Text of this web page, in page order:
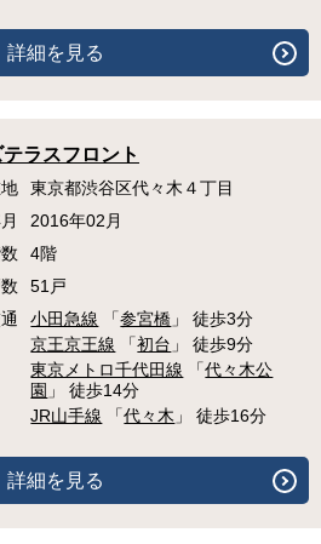
詳細を見る
ラスフロント
東京都渋谷区代々木４丁目
2016年02月
4階
51戸
小田急線 「参宮橋 」 徒歩3分
京王京王線 「初台 」 徒歩9分
東京メトロ千代田線 「代々木公
園 」 徒歩14分
JR山手線 「代々木 」 徒歩16分
詳細を見る